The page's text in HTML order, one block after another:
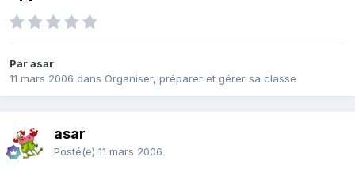
Par asar
11 mars 2006 dans Organiser, préparer et gérer sa classe
asar
Posté(e) 11 mars 2006